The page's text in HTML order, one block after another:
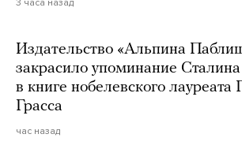
3 часа назад
Издательство «Альпина
закрасило упоминание
в книге нобелевского лауреата
Грасса
час назад